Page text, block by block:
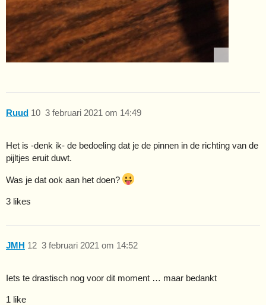
Ruud 3 februari 2021 om 14:49
10
Het is -denk ik- de bedoeling dat je de pinnen in de richting van de
pijltjes eruit duwt.
Was je dat ook aan het doen?
3 likes
JMH 3 februari 2021 om 14:52
12
Iets te drastisch nog voor dit moment … maar bedankt
1 like